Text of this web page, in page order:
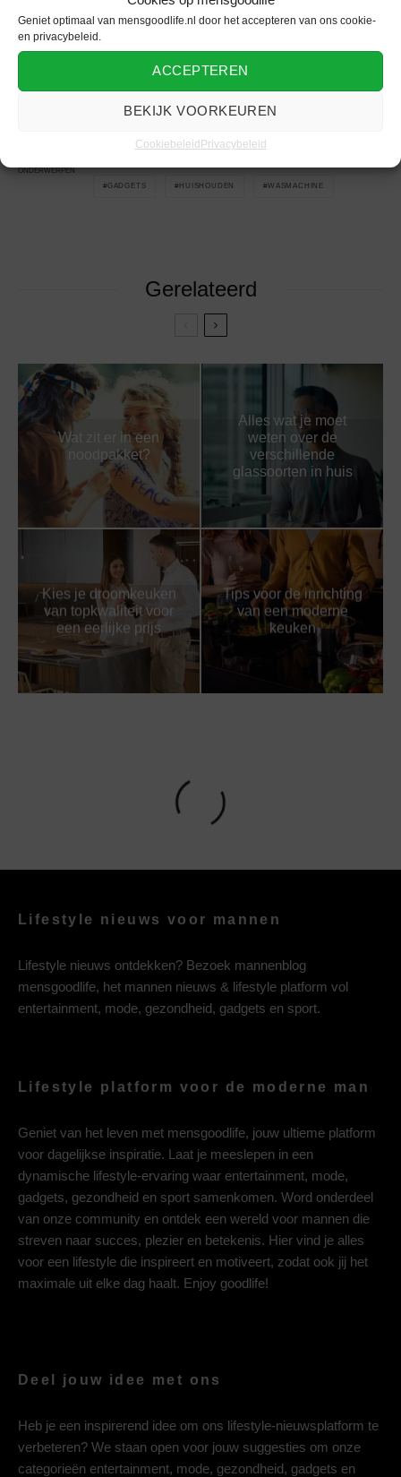
Geniet optimaal van mensgoodlife.nl door het accepteren van ons cookie-
en privacybeleid.
ACCEPTEREN
BEKIJK VOORKEUREN
CookiebeleidPrivacybeleid
Blijf op de hoogte van alles over hethuishoudenen het laatste
lifestyle nieuws voor mannenop mensgoodlife.
ONDERWERPEN
GADGETS HUISHOUDEN WASMACHINE
Gerelateerd
Wat zit er in een
noodpakket?
Alles wat je moet
weten over de
verschillende
glassoorten in huis
Kies je droomkeuken
van topkwaliteit voor
een eerlijke prijs
Tips voor de inrichting
van een moderne
keuken
Lifestyle nieuws voor mannen
Lifestyle nieuws ontdekken? Bezoek mannenblog
mensgoodlife, het mannen nieuws & lifestyle platform vol
entertainment, mode, gezondheid, gadgets en sport.
Lifestyle platform voor de moderne man
Geniet van het leven met mensgoodlife, jouw ultieme platform
voor dagelijkse inspiratie. Laat je meeslepen in een
dynamische lifestyle-ervaring waar entertainment, mode,
gadgets, gezondheid en sport samenkomen. Word onderdeel
van onze community en ontdek een wereld voor mannen die
streven naar succes, plezier en betekenis. Hier vind je alles
voor een lifestyle die inspireert en motiveert, zodat ook jij het
maximale uit elke dag haalt. Enjoy goodlife!
Deel jouw idee met ons
Heb je een inspirerend idee om ons lifestyle-nieuwsplatform te
verbeteren? We staan open voor jouw suggesties om onze
categorieën entertainment, mode, gezondheid, gadgets en